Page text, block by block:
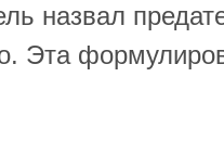
назвал
Эта